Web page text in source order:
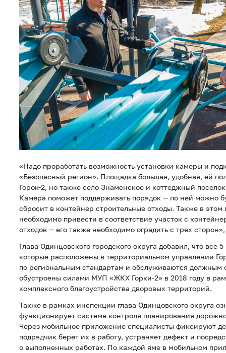
«Надо проработать возможность установки камеры и
«Безопасный регион». Площадка большая, удобная, ей
Горок-2, но также село Знаменское и коттеджный
Камера поможет поддерживать порядок — по ней можно
сбросит в контейнер строительные отходы. Также в этом
необходимо привести в соответствие участок с
отходов — его также необходимо оградить с трех
Глава Одинцовского городского округа добавил, что все
которые расположены в территориальном управлении
по региональным стандартам и обслуживаются
обустроены силами МУП «ЖКХ Горки-2» в 2018 году в
комплексного благоустройства дворовых территорий.
Также в рамках инспекции глава Одинцовского округа
функционирует система контроля планирования
Через мобильное приложение специалисты фиксируют
подрядчик берет их в работу, устраняет дефект и
о выполненных работах. По каждой яме в мобильном